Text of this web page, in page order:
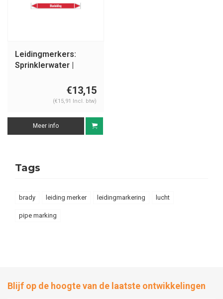
Leidingmerkers:
Sprinklerwater |
€13,15
(€15,91 Incl. btw)
Meer info
Tags
brady leiding merker leidingmarkering lucht
pipe marking
Blijf op de hoogte van de laatste ontwikkelingen